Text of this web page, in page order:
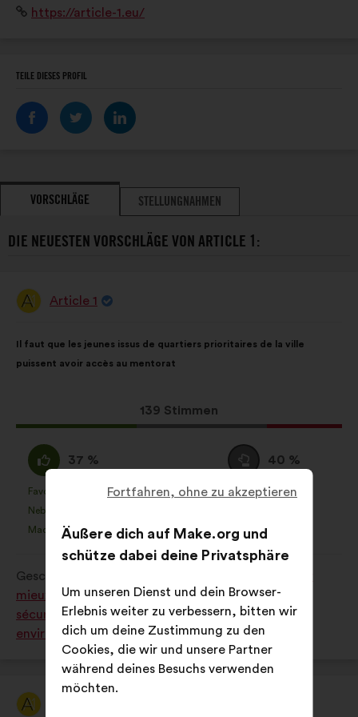
Présents sur l'ensemble du territoire français, y
Website:
https://article-1.eu/
TEILE DIESES PROFIL
VORSCHLÄGE STELLUNGNAHMEN
DIE NEUESTEN VORSCHLÄGE VON ARTICLE 1:
VorschlagArticle 1
des
Vorschlags:
Il faut que les jeunes issus de quartiers prioritaires de la ville
puissent avoir accès au mentorat
Dieser
Vorschlag
139 Stimmen
folgender
Aufteilung:
Ich
stimme
zu
:
37 %
wurde
eingeordnet
in:
Favorit
: 7
mal
Nebensächlich
:mal
Machbar
: 12
mal
Neutral
:
40 %
Dieser
wurde
eingeordnet
Keine Meinung
:mal
Gleichgültig
:mal
Geschrieben in
mieux y vivre ensemble ? (solidarité, lien social,
sécurité, logement, transport accessibilité,
environnement, culture, sport)
Vorschlag
Fortfahren, ohne zu akzeptieren
Äußere dich auf Make.org und
schütze dabei deine Privatsphäre
Um unseren Dienst und dein Browser-
Erlebnis weiter zu verbessern, bitten wir
dich um deine Zustimmung zu den
Cookies, die wir und unsere Partner
während deines Besuchs verwenden
möchten.